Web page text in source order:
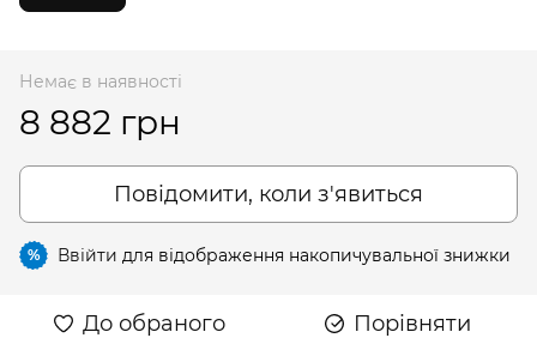
Немає в наявності
8 882 грн
Повідомити, коли з'явиться
% Ввійти для відображення накопичувальної знижки
До обраного Порівняти